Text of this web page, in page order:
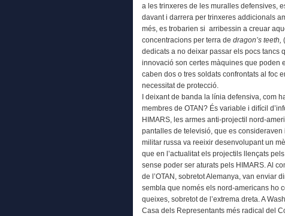
a les trinxeres de les muralles defensives,
davant i darrera per trinxeres addicionals
més, es trobarien si arribessin a creuar
concentracions per terra de dragon’s teeth,
dedicats a no deixar passar els pocs tancs
innovació son certes màquines que poden
caben dos o tres soldats confrontats al foc
necessitat de protecció.
I deixant de banda la línia defensiva, com
membres de OTAN? És variable i difícil
HIMARS, les armes anti-projectil nord-
pantalles de televisió, que es
militar russa va reeixir desenvolupant un
que en l’actualitat els projectils llençats
sense poder ser aturats pels HIMARS. Al
de l’OTAN, sobretot Alemanya, van enviar
sembla que només els nord-americans ho
queixes, sobretot de l’extrema dreta. A
Casa dels Representants més radical del